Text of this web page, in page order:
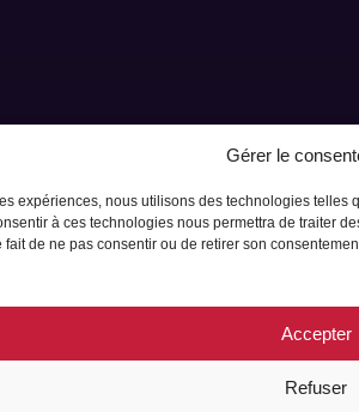
Gérer le
expériences, nous utilisons des technologies
à ces technologies nous permettra de traiter
fait de ne pas consentir ou de retirer son
Accepter
Refuser